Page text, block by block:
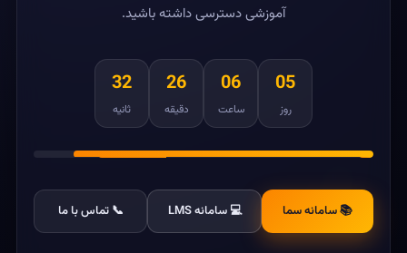
آموزشی دسترسی داشته باشید.
05
روز
06
ساعت
26
دقیقه
32
ثانیه
📚 سامانه سما 💻 سامانه LMS 📞 تماس با ما